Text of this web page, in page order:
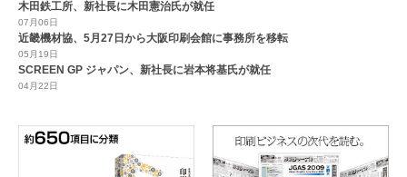
木田鉄工所、新社長に木田憲治氏が就任
07月06日
近畿機材協、5月27日から大阪印刷会館に事務所を移転
05月19日
SCREEN GP ジャパン、新社長に岩本将基氏が就任
04月22日